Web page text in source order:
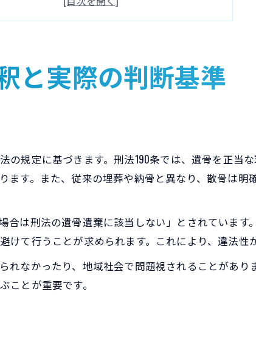
散骨がよくないとされる意見や後悔の背景
や土地利用と散骨の関係を詳しく解説
土地利用の観点から見る散骨の可否と注意点
散骨と建設計画が衝突した実際の事例紹介
散骨に必要な許可と届出の違いを理解
散骨がなぜ違法と誤解されやすいのか
と実際の判断基準
規定に基づきます。刑法190条では、遺骨を正当
ます。また、従来の埋葬や納骨と異なり、散骨は明
合は刑法の遺骨遺棄に該当しない」とされています
て行うことが求められます。これにより、違法性
れなかったり、地域社会で問題視されることがあ
ことが重要です。